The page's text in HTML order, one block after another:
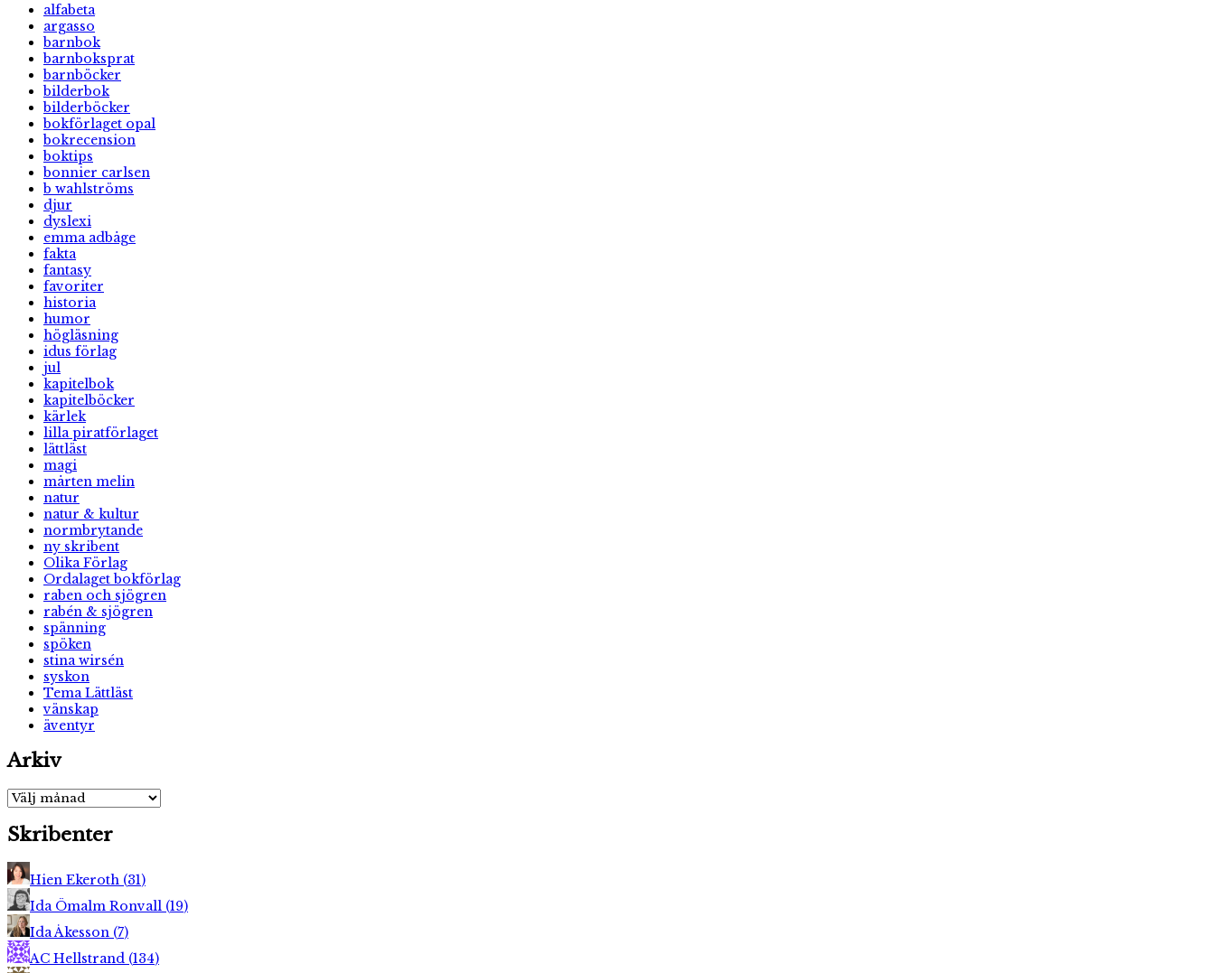
alfabeta
argasso
barnbok
barnboksprat
barnböcker
bilderbok
bilderböcker
bokförlaget opal
bokrecension
boktips
bonnier carlsen
b wahlströms
djur
dyslexi
emma adbåge
fakta
fantasy
favoriter
historia
humor
högläsning
idus förlag
jul
kapitelbok
kapitelböcker
kärlek
lilla piratförlaget
lättläst
magi
mårten melin
natur
natur & kultur
normbrytande
ny skribent
Olika Förlag
Ordalaget bokförlag
raben och sjögren
rabén & sjögren
spänning
spöken
stina wirsén
syskon
Tema Lättläst
vänskap
äventyr
Arkiv
Arkiv
Skribenter
Hien Ekeroth (31)
Ida Ömalm Ronvall (19)
Ida Åkesson (7)
AC Hellstrand (134)